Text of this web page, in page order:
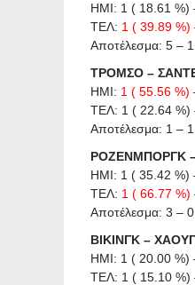
ΗΜΙ: 1 ( 18.61 %)
ΤΕΛ: 1 ( 39.89 %)
Αποτέλεσμα: 5 –
ΤΡΟΜΣΟ –
ΗΜΙ: 1 ( 55.56 %)
ΤΕΛ: 1 ( 22.64 %)
Αποτέλεσμα: 1 –
ΡΟΖΕΝΜΠΟΡΓΚ
ΗΜΙ: 1 ( 35.42 %)
ΤΕΛ: 1 ( 66.77 %)
Αποτέλεσμα: 3 –
ΒΙΚΙΝΓΚ –
ΗΜΙ: 1 ( 20.00 %)
ΤΕΛ: 1 ( 15.10 %)